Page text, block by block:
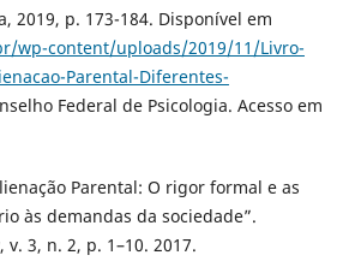
2019, p. 173-184. Disponível em
wp-content/uploads/2019/11/Livro-
Parental-Diferentes-
Federal de Psicologia. Acesso em
Parental: O rigor formal e as
às demandas da sociedade”.
v. 3, n. 2, p. 1–10. 2017.